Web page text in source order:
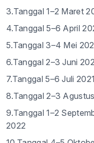
3.Tanggal 1–2 Maret
4.Tanggal 5–6 April
5.Tanggal 3–4 Mei
6.Tanggal 2–3 Juni
7.Tanggal 5–6 Juli
8.Tanggal 2–3
9.Tanggal 1–2
2022